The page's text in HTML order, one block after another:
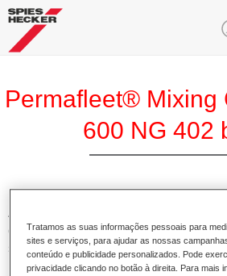
Permafleet® Mixing
600 NG 402
A Permafleet Base Concentrada 600
cores para veículos comerciais da
séries 630, 670 e 675. Pode
misturar diferentes tintas industriais
Tratamos as suas informações pessoais para
sites e serviços, para ajudar as nossas
conteúdo e publicidade personalizados. Pode
privacidade clicando no botão à direita. Para mais